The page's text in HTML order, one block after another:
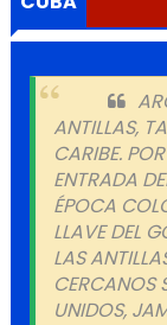
ANTILLAS,
CARIBE.
ENTRADA
ÉPOCA
LLAVE DEL
LAS
CERCANOS
UNIDOS,